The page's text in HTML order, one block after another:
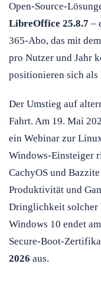
Open-Source-
LibreOffice 25.8.7 –
365-Abo, das mit
pro Nutzer und Jahr
positionieren sich
Der Umstieg auf
Fahrt. Am 19. Mai
ein Webinar zur
Windows-Einsteiger
CachyOS und
Produktivität und
Dringlichkeit solcher
Windows 10 endet am
Secure-Boot-
2026 aus.